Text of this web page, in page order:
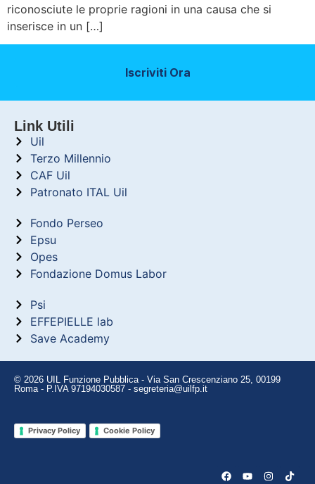
riconosciute le proprie ragioni in una causa che si
inserisce in un […]
Iscriviti Ora
Link Utili
Uil
Terzo Millennio
CAF Uil
Patronato ITAL Uil
Fondo Perseo
Epsu
Opes
Fondazione Domus Labor
Psi
EFFEPIELLE lab
Save Academy
© 2026 UIL Funzione Pubblica - Via San Crescenziano 25, 00199
Roma - P.IVA 97194030587 - segreteria@uilfp.it
Privacy Policy Cookie Policy